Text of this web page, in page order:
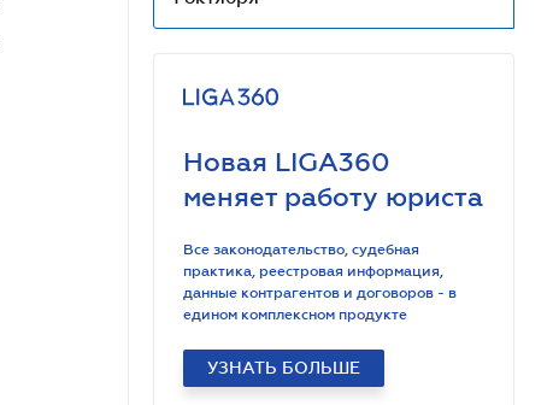
Новая LIGA360
меняет работу юриста
Все законодательство, судебная
практика, реестровая информация,
данные контрагентов и договоров - в
едином комплексном продукте
УЗНАТЬ БОЛЬШЕ